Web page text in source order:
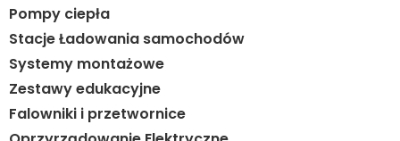
Pompy ciepła
Stacje Ładowania samochodów
Systemy montażowe
Zestawy edukacyjne
Falowniki i przetwornice